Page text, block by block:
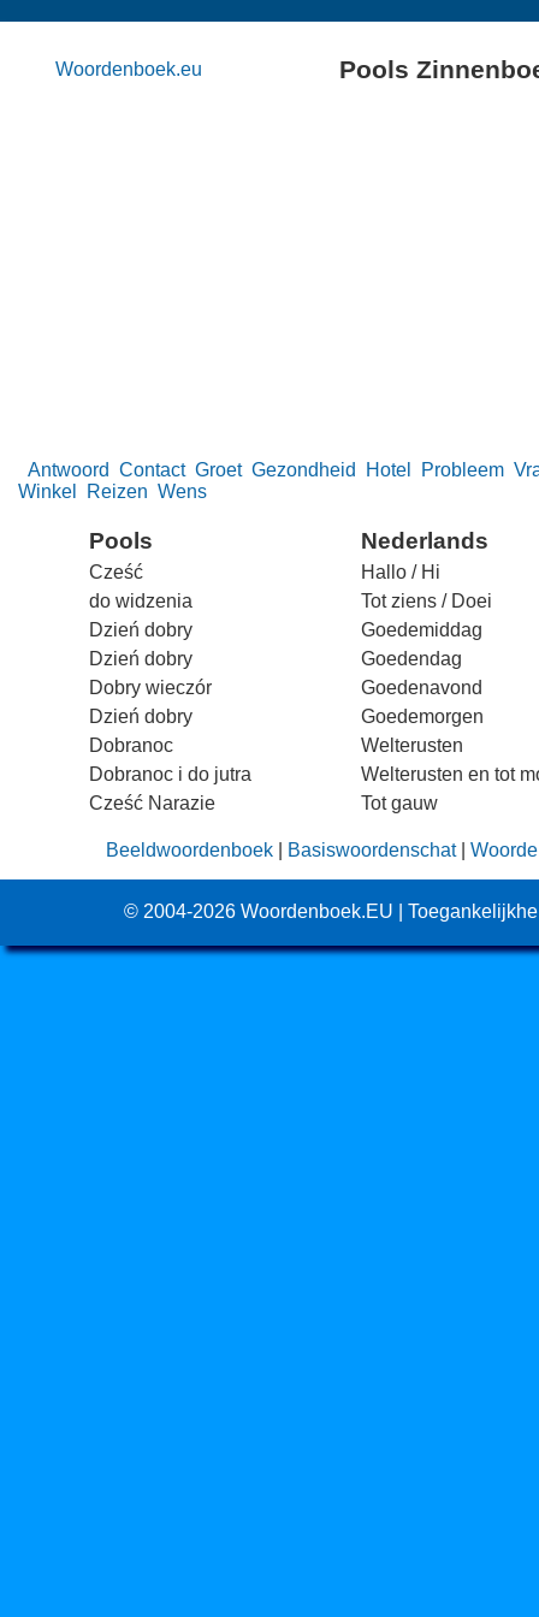
Woordenboek.eu Pools
Antwoord Contact Groet Gezondheid Hotel Probleem
Winkel
Reizen Wens
Pools Nederlands
Cześć
Hallo / Hi
do widzenia
Tot ziens / Doei
Dzień dobry
Goedemiddag
Dzień dobry
Goedendag
Dobry wieczór
Goedenavond
Dzień dobry
Goedemorgen
Dobranoc
Welterusten
Dobranoc i do jutra
Welterusten en tot
Cześć Narazie
Tot gauw
Beeldwoordenboek| Basiswoordenschat|
© 2004-2026 Woordenboek.EU